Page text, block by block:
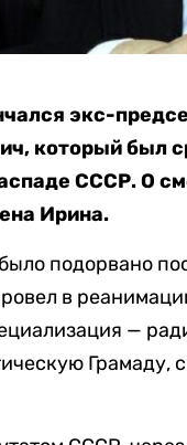
экс-
который был
СССР. О
Ирина.
подорвано
в
—
Грамаду,